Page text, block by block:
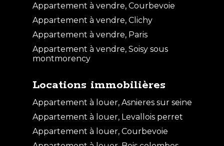
Appartement à vendre, Courbevoie
Appartement à vendre, Clichy
Appartement à vendre, Paris
Appartement à vendre, Soisy sous
montmorency
Locations immobilières
Appartement à louer, Asnieres sur seine
Appartement à louer, Levallois perret
Appartement à louer, Courbevoie